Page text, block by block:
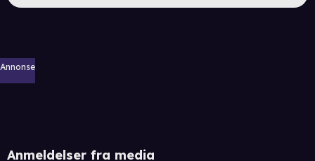
Annonse
Anmeldelser fra media